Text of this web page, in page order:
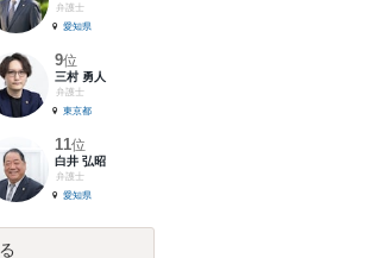
弁護士
愛知県
9位
三村 勇人
弁護士
東京都
11位
白井 弘昭
弁護士
愛知県